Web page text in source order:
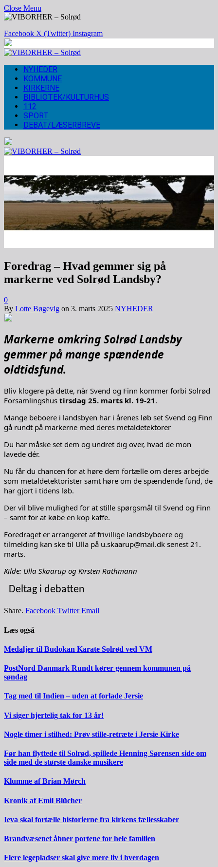
Close Menu
Facebook X (Twitter) Instagram
NYHEDER
KOMMUNE
KIRKERNE
BIBLIOTEK/KULTURHUS
112
SPORT
DEBAT/LÆSERBREVE
Foredrag – Hvad gemmer sig på
markerne ved Solrød Landsby?
0
By Lotte Bøgevig on 3. marts 2025 NYHEDER
Markerne omkring Solrød Landsby
gemmer på mange spændende
oldtidsfund.
Bliv klogere på dette, når Svend og Finn kommer forbi Solrød
Forsamlingshus tirsdag 25. marts kl. 19-21.
Mange beboere i landsbyen har i årenes løb set Svend og Finn
gå rundt på markerne med deres metaldetektorer
Du har måske set dem og undret dig over, hvad de mon
lavede dér.
Nu får du chancen for at høre dem fortælle om deres arbejde
som metaldetektorister samt høre om de spændende fund, de
har gjort i tidens løb.
Der vil blive mulighed for at stille spørgsmål til Svend og Finn
– samt for at købe en kop kaffe.
Foredraget er arrangeret af frivillige landsbyboere og
tilmelding kan ske til Ulla på u.skaarup@mail.dk senest 21.
marts.
Kilde: Ulla Skaarup og Kirsten Rathmann
Deltag i debatten
Share. Facebook Twitter Email
Læs også
Medaljer til Budokan Karate Solrød ved VM
PostNord Danmark Rundt kører gennem kommunen på
søndag
Tag med til Indien – uden at forlade Jersie
Vi siger hjertelig tak for 13 år!
Nogle timer i stilhed: Prøv stille-retræte i Jersie Kirke
Før han flyttede til Solrød, spillede Henning Sørensen side om
side med de største danske musikere
Klumme af Brian Mørch
Kronik af Emil Blücher
Ieva skal fortælle historierne fra kirkens fællesskaber
Brandvæsenet åbner portene for hele familien
Flere legepladser skal give mere liv i hverdagen